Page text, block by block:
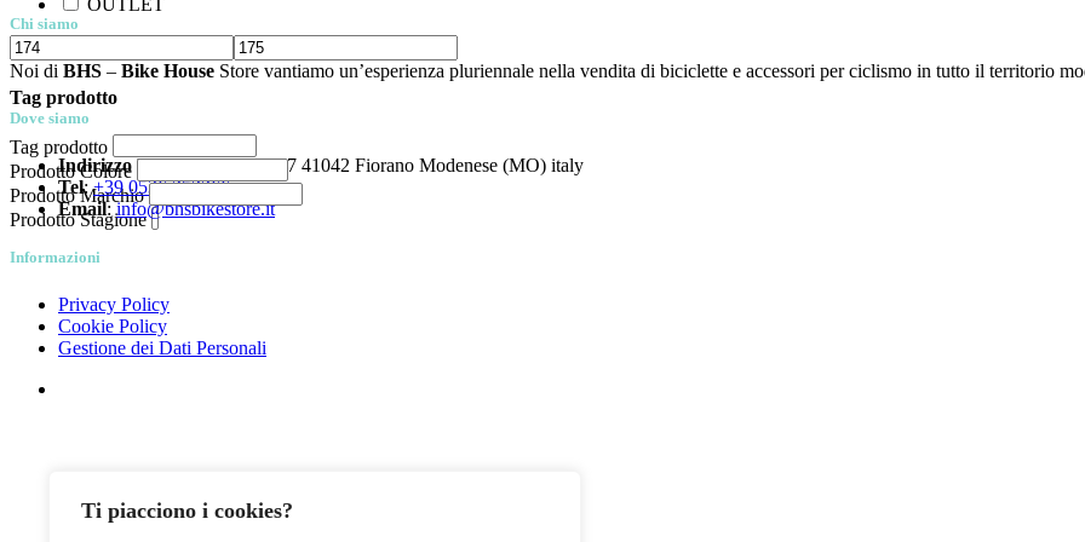
Ti piacciono i cookies?
OUTLET
Tag prodotto
Tag prodotto
Prodotto Colore
Prodotto Marchio
Prodotto Stagione
Chi siamo
Noi di BHS – Bike House Store vantiamo un’esperienza pluriennale nella vendita di biciclette e accessori per ciclismo in tutto il territorio
Dove siamo
Indirizzo Via Statale, 13/15/17 41042 Fiorano Modenese (MO) italy
Tel:+39 0536 253366
Email:info@bhsbikestore.it
Informazioni
Privacy Policy
Cookie Policy
Gestione dei Dati Personali